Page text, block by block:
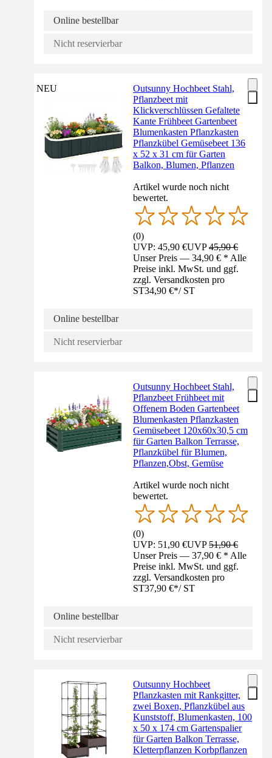
Online bestellbar
Nicht reservierbar
NEU
Outsunny Hochbeet Stahl,
Pflanzbeet mit
Klickverschlüssen Gefaltete
Kante Frühbeet Gartenbeet
Blumenkasten Pflanzkasten
Pflanzkübel Gemüsebeet 136
x 52 x 31 cm für Garten
Balkon, Blumen, Pflanzen
Artikel wurde noch nicht
bewertet.
(0)
UVP: 45,90 €UVP45,90 €
Unser Preis — 34,90 € * Alle
Preise inkl. MwSt. und ggf.
zzgl. Versandkosten pro
ST34,90 €*/ ST
Online bestellbar
Nicht reservierbar
Outsunny Hochbeet Stahl,
Pflanzbeet Frühbeet mit
Offenem Boden Gartenbeet
Blumenkasten Pflanzkasten
Gemüsebeet 120x60x30,5 cm
für Garten Balkon Terrasse,
Pflanzkübel für Blumen,
Pflanzen,Obst, Gemüse
Artikel wurde noch nicht
bewertet.
(0)
UVP: 51,90 €UVP51,90 €
Unser Preis — 37,90 € * Alle
Preise inkl. MwSt. und ggf.
zzgl. Versandkosten pro
ST37,90 €*/ ST
Online bestellbar
Nicht reservierbar
Outsunny Hochbeet
Pflanzkasten mit Rankgitter,
zwei Boxen, Pflanzkübel aus
Kunststoff, Blumenkasten, 100
x 50 x 174 cm Gartenspalier
für Garten Balkon Terrasse,
Kletterpflanzen Korbpflanzen